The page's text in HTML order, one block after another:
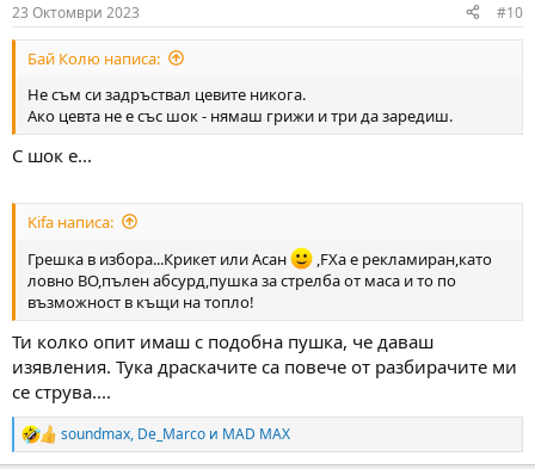
s
:
23 Октомври 2023 #10
Бай Колю написа:
Не съм си задръствал цевите никога.
Ако цевта не е със шок - нямаш грижи и три да заредиш.
С шок е...
Kifa написа:
Грешка в избора...Крикет или Асан
,FXа е рекламиран,като
ловно ВО,пълен абсурд,пушка за стрелба от маса и то по
възможност в къщи на топло!
Ти колко опит имаш с подобна пушка, че даваш
изявления. Тука драскачите са повече от разбирачите ми
се струва....
R
e
soundmax, De_Marco и MAD MAX